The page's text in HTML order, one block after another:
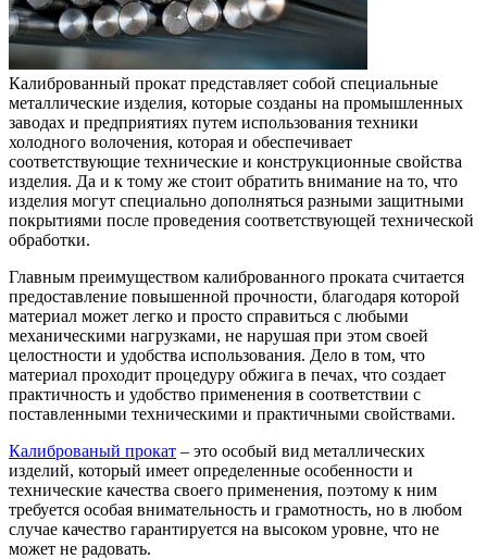
Калиброванный прокат представляет собой специальные
металлические изделия, которые созданы на промышленных
заводах и предприятиях путем использования техники
холодного волочения, которая и обеспечивает
соответствующие технические и конструкционные свойства
изделия. Да и к тому же стоит обратить внимание на то, что
изделия могут специально дополняться разными защитными
покрытиями после проведения соответствующей технической
обработки.
Главным преимуществом калиброванного проката считается
предоставление повышенной прочности, благодаря которой
материал может легко и просто справиться с любыми
механическими нагрузками, не нарушая при этом своей
целостности и удобства использования. Дело в том, что
материал проходит процедуру обжига в печах, что создает
практичность и удобство применения в соответствии с
поставленными техническими и практичными свойствами.
Калиброваный прокат – это особый вид металлических
изделий, который имеет определенные особенности и
технические качества своего применения, поэтому к ним
требуется особая внимательность и грамотность, но в любом
случае качество гарантируется на высоком уровне, что не
может не радовать.